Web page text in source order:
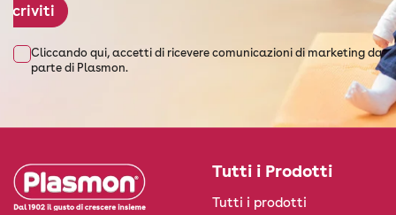
Iscriviti
Cliccando qui, accetti di ricevere comunicazioni di marketing da
parte di Plasmon.
Tutti i Prodotti
Tutti i prodotti